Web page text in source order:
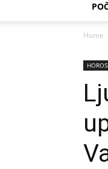
Home